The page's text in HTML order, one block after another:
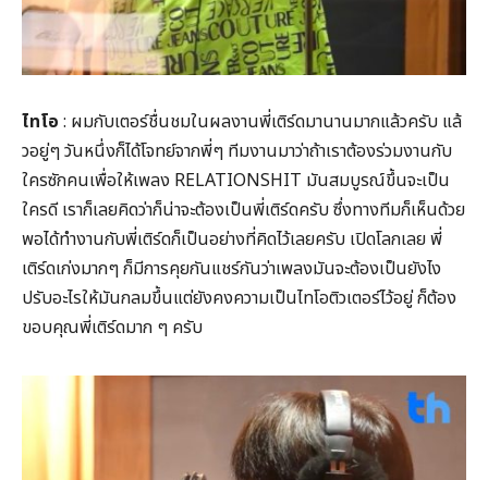
ไทโอ : ผมกับเตอร์ชื่นชมในผลงานพี่เติร์ดมานานมากแล้วครับ แล้
วอยู่ๆ วันหนึ่งก็ได้โจทย์จากพี่ๆ ทีมงานมาว่าถ้าเราต้องร่วมงานกับ
ใครซักคนเพื่อให้เพลง RELATIONSHIT มันสมบูรณ์ขึ้นจะเป็น
ใครดี เราก็เลยคิดว่าก็น่าจะต้องเป็นพี่เติร์ดครับ ซึ่งทางทีมก็เห็นด้วย
พอได้ทำงานกับพี่เติร์ดก็เป็นอย่างที่คิดไว้เลยครับ เปิดโลกเลย พี่
เติร์ดเก่งมากๆ ก็มีการคุยกันแชร์กันว่าเพลงมันจะต้องเป็นยังไง
ปรับอะไรให้มันกลมขึ้นแต่ยังคงความเป็นไทโอติวเตอร์ไว้อยู่ ก็ต้อง
ขอบคุณพี่เติร์ดมาก ๆ ครับ